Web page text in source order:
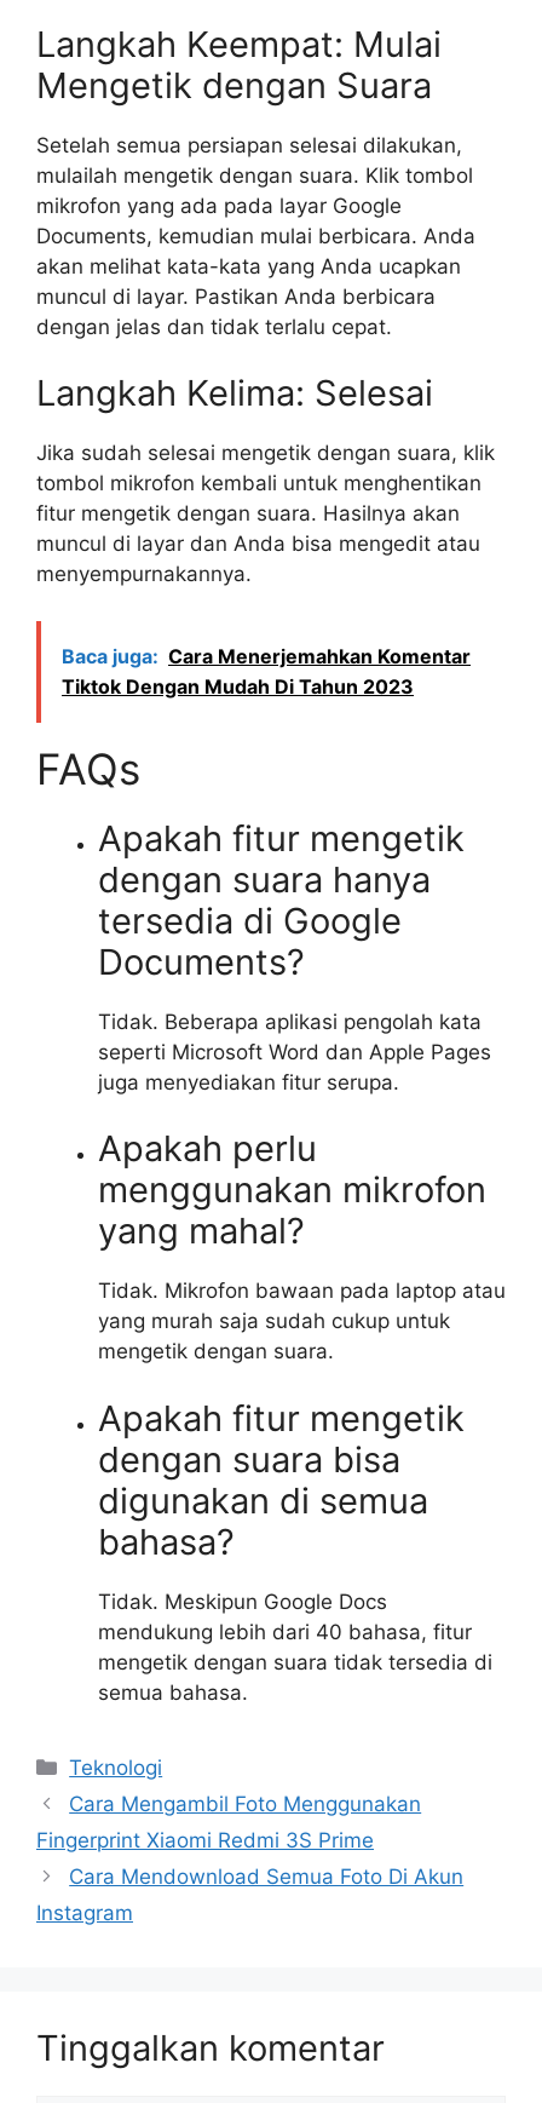
Langkah Keempat: Mulai
Mengetik dengan Suara
Setelah semua persiapan selesai dilakukan,
mulailah mengetik dengan suara. Klik tombol
mikrofon yang ada pada layar Google
Documents, kemudian mulai berbicara. Anda
akan melihat kata-kata yang Anda ucapkan
muncul di layar. Pastikan Anda berbicara
dengan jelas dan tidak terlalu cepat.
Langkah Kelima: Selesai
Jika sudah selesai mengetik dengan suara, klik
tombol mikrofon kembali untuk menghentikan
fitur mengetik dengan suara. Hasilnya akan
muncul di layar dan Anda bisa mengedit atau
menyempurnakannya.
Baca juga: Cara Menerjemahkan Komentar
Tiktok Dengan Mudah Di Tahun 2023
FAQs
Apakah fitur mengetik
dengan suara hanya
tersedia di Google
Documents?
Tidak. Beberapa aplikasi pengolah kata
seperti Microsoft Word dan Apple Pages
juga menyediakan fitur serupa.
Apakah perlu
menggunakan mikrofon
yang mahal?
Tidak. Mikrofon bawaan pada laptop atau
yang murah saja sudah cukup untuk
mengetik dengan suara.
Apakah fitur mengetik
dengan suara bisa
digunakan di semua
bahasa?
Tidak. Meskipun Google Docs
mendukung lebih dari 40 bahasa, fitur
mengetik dengan suara tidak tersedia di
semua bahasa.
Kategori
Teknologi
Cara Mengambil Foto Menggunakan
Fingerprint Xiaomi Redmi 3S Prime
Cara Mendownload Semua Foto Di Akun
Instagram
Tinggalkan komentar